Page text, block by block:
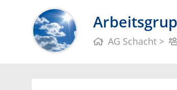
AG Schacht